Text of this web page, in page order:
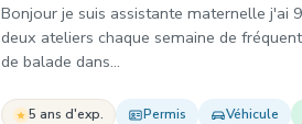
Bonjour je suis assistante maternelle j'ai
deux ateliers chaque semaine de
de balade dans…
5 ans d'exp. Permis Véhicule